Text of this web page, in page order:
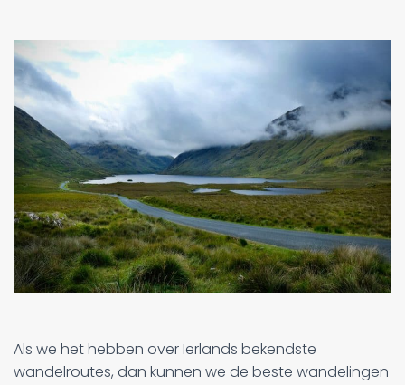
Als we het hebben over Ierlands bekendste
wandelroutes, dan kunnen we de beste wandelingen